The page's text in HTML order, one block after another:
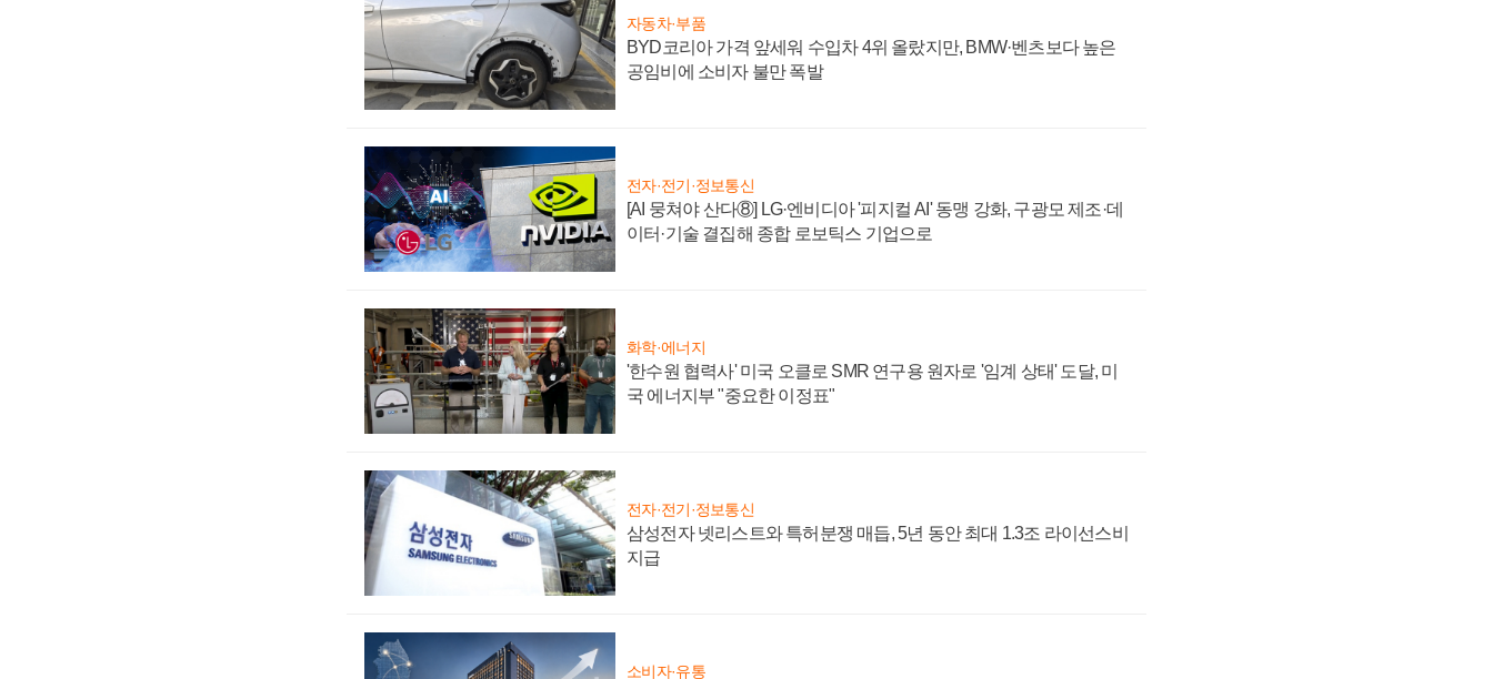
자동차·부품
BYD코리아 가격 앞세워 수입차 4위 올랐지만, BMW·벤츠보다 높은
공임비에 소비자 불만 폭발
전자·전기·정보통신
[AI 뭉쳐야 산다⑧] LG·엔비디아 '피지컬 AI' 동맹 강화, 구광모 제조·데
이터·기술 결집해 종합 로보틱스 기업으로
화학·에너지
'한수원 협력사' 미국 오클로 SMR 연구용 원자로 '임계 상태' 도달, 미
국 에너지부 "중요한 이정표"
전자·전기·정보통신
삼성전자 넷리스트와 특허분쟁 매듭, 5년 동안 최대 1.3조 라이선스비
지급
소비자·유통